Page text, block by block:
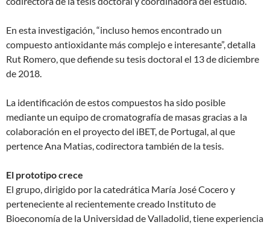
En esta investigación, “incluso hemos encontrado un
compuesto antioxidante más complejo e interesante”, detalla
Rut Romero, que defiende su tesis doctoral el 13 de diciembre
de 2018.
La identificación de estos compuestos ha sido posible
mediante un equipo de cromatografía de masas gracias a la
colaboración en el proyecto del iBET, de Portugal, al que
pertence Ana Matias, codirectora también de la tesis.
El prototipo crece
El grupo, dirigido por la catedrática María José Cocero y
perteneciente al recientemente creado Instituto de
Bioeconomía de la Universidad de Valladolid, tiene experiencia